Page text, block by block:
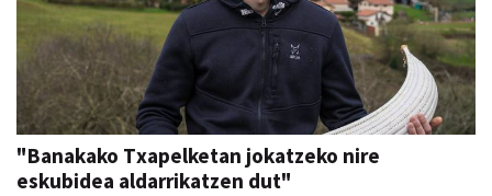
"Banakako Txapelketan jokatzeko nire
eskubidea aldarrikatzen dut"